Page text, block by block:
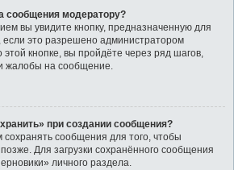
сообщения модератору?
вы увидите кнопку, предназначенную для
если это разрешено администратором
кнопке, вы пройдёте через ряд шагов,
жалобы на сообщение.
при создании сообщения?
сохранять сообщения для того, чтобы
Для загрузки сохранённого сообщения
личного раздела.